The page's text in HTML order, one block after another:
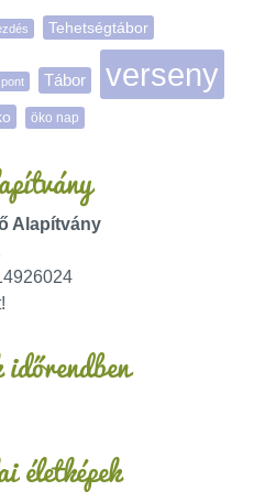
Tehetségtábor
Tábor verseny
öko nap
Alapítvány
életképek